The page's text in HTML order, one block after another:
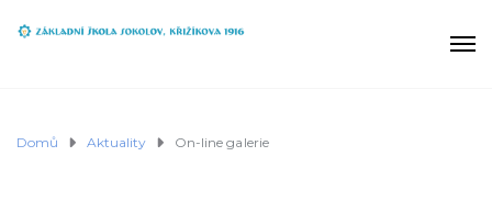
Domů Aktuality On-line galerie